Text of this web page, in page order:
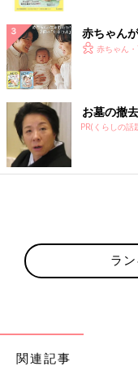
赤ちゃん
赤ちゃん
お墓の撤
PR(くらしの話
ラ
関連記事